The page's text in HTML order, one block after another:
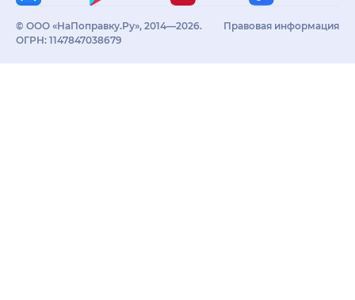
© ООО «НаПоправку.Ру», 2014—2026.
ОГРН: 1147847038679
Правовая информация